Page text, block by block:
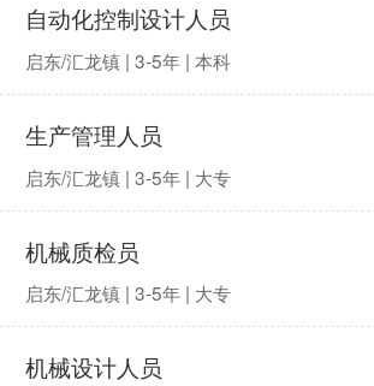
自动化控制设计人员
启东/汇龙镇 | 3-5年 | 本科
生产管理人员
启东/汇龙镇 | 3-5年 | 大专
机械质检员
启东/汇龙镇 | 3-5年 | 大专
机械设计人员